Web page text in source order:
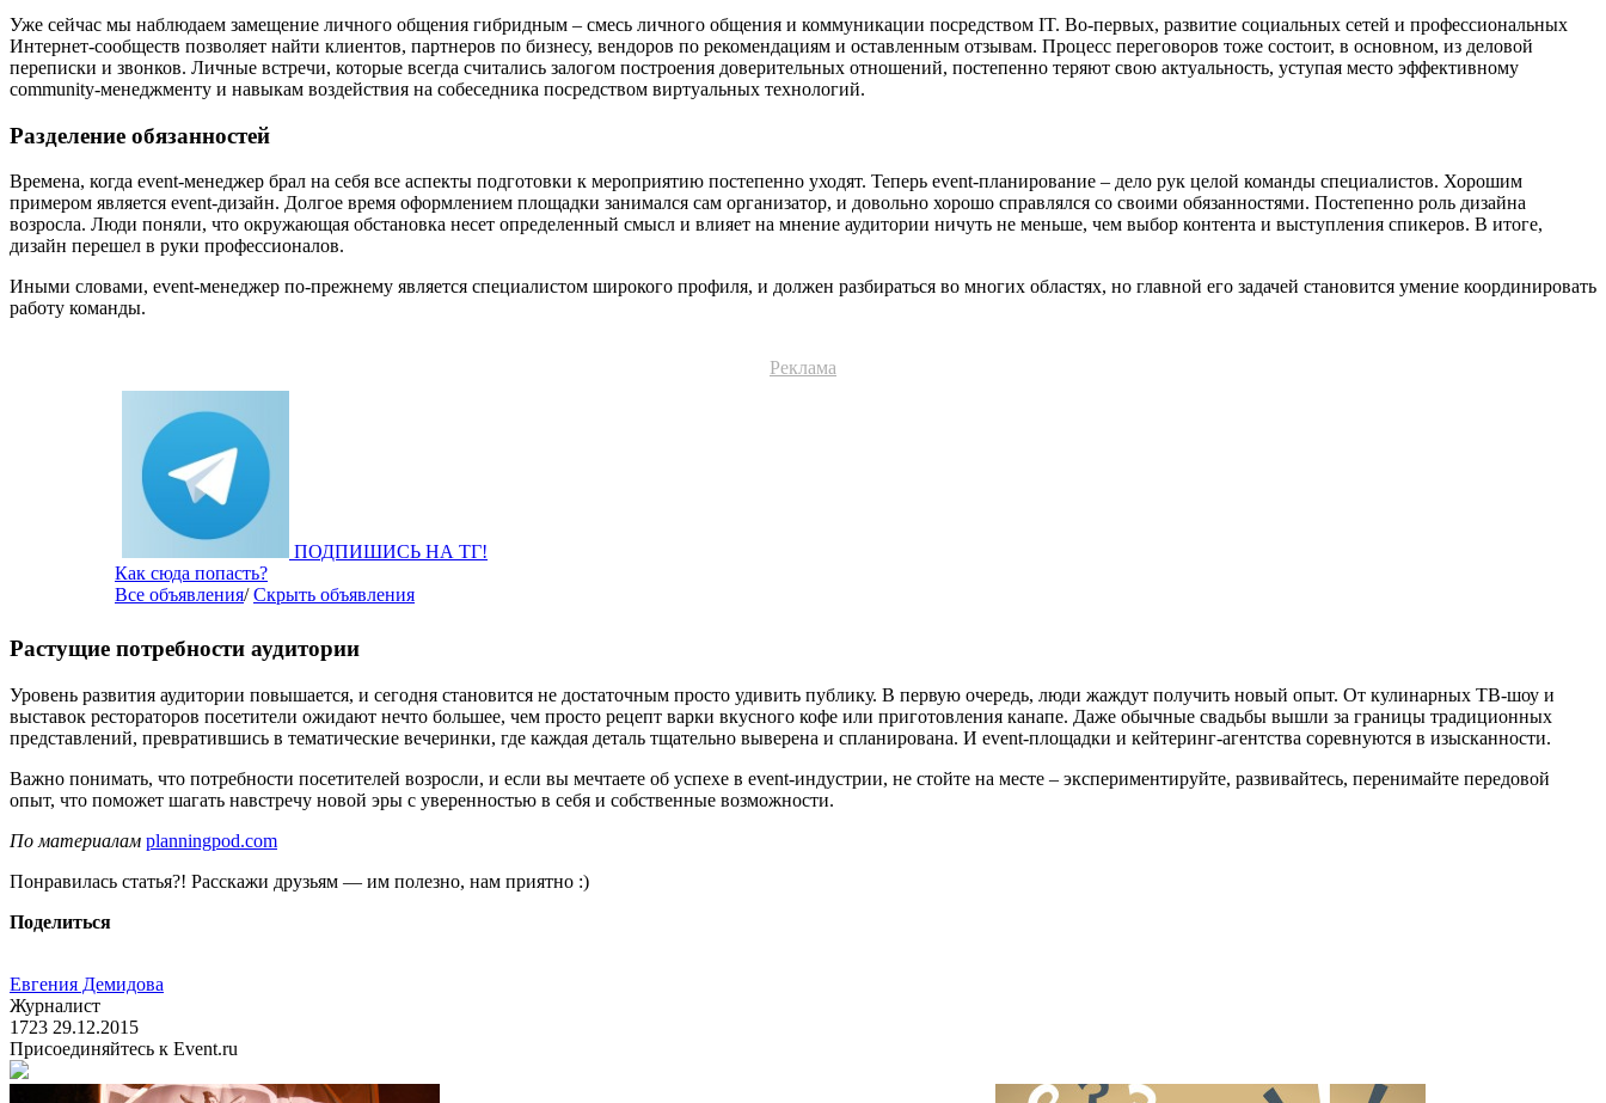
Уже сейчас мы наблюдаем замещение личного общения гибридным – смесь личного общения и коммуникации посредством IT. Во-первых, развитие социальных сетей и профессиональных
Интернет-сообществ позволяет найти клиентов, партнеров по бизнесу, вендоров по рекомендациям и оставленным отзывам. Процесс переговоров тоже состоит, в основном, из деловой
переписки и звонков. Личные встречи, которые всегда считались залогом построения доверительных отношений, постепенно теряют свою актуальность, уступая место эффективному
community-менеджменту и навыкам воздействия на собеседника посредством виртуальных технологий.
Разделение обязанностей
Времена, когда event-менеджер брал на себя все аспекты подготовки к мероприятию постепенно уходят. Теперь event-планирование – дело рук целой команды специалистов. Хорошим
примером является event-дизайн. Долгое время оформлением площадки занимался сам организатор, и довольно хорошо справлялся со своими обязанностями. Постепенно роль дизайна
возросла. Люди поняли, что окружающая обстановка несет определенный смысл и влияет на мнение аудитории ничуть не меньше, чем выбор контента и выступления спикеров. В итоге,
дизайн перешел в руки профессионалов.
Иными словами, event-менеджер по-прежнему является специалистом широкого профиля, и должен разбираться во многих областях, но главной его задачей становится умение координировать
работу команды.
Реклама
ПОДПИШИСЬ НА ТГ!
Как сюда попасть?
Все объявления/Скрыть объявления
Растущие потребности аудитории
Уровень развития аудитории повышается, и сегодня становится не достаточным просто удивить публику. В первую очередь, люди жаждут получить новый опыт. От кулинарных ТВ-шоу и
выставок рестораторов посетители ожидают нечто большее, чем просто рецепт варки вкусного кофе или приготовления канапе. Даже обычные свадьбы вышли за границы традиционных
представлений, превратившись в тематические вечеринки, где каждая деталь тщательно выверена и спланирована. И event-площадки и кейтеринг-агентства соревнуются в изысканности.
Важно понимать, что потребности посетителей возросли, и если вы мечтаете об успехе в event-индустрии, не стойте на месте – экспериментируйте, развивайтесь, перенимайте передовой
опыт, что поможет шагать навстречу новой эры с уверенностью в себя и собственные возможности.
По материалам planningpod.com
Понравилась статья?! Расскажи друзьям — им полезно, нам приятно :)
Поделиться
Евгения Демидова
Журналист
1723 29.12.2015
Присоединяйтесь к Event.ru